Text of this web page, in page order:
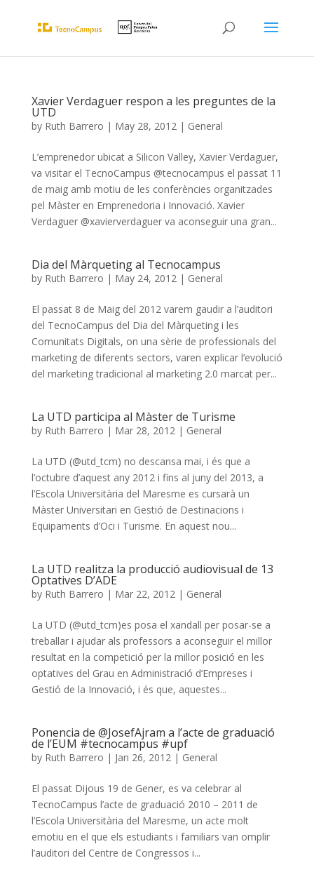
Xavier Verdaguer respon a les preguntes de la
UTD
by Ruth Barrero | May 28, 2012| General
L’emprenedor ubicat a Silicon Valley, Xavier Verdaguer,
va visitar el TecnoCampus @tecnocampus el passat 11
de maig amb motiu de les conferències organitzades
pel Màster en Emprenedoria i Innovació. Xavier
Verdaguer @xavierverdaguer va aconseguir una gran...
Dia del Màrqueting al Tecnocampus
by Ruth Barrero | May 24, 2012| General
El passat 8 de Maig del 2012 varem gaudir a l’auditori
del TecnoCampus del Dia del Màrqueting i les
Comunitats Digitals, on una sèrie de professionals del
marketing de diferents sectors, varen explicar l’evolució
del marketing tradicional al marketing 2.0 marcat per...
La UTD participa al Màster de Turisme
by Ruth Barrero | Mar 28, 2012| General
La UTD (@utd_tcm) no descansa mai, i és que a
l’octubre d’aquest any 2012 i fins al juny del 2013, a
l’Escola Universitària del Maresme es cursarà un
Màster Universitari en Gestió de Destinacions i
Equipaments d’Oci i Turisme. En aquest nou...
La UTD realitza la producció audiovisual de 13
Optatives D’ADE
by Ruth Barrero | Mar 22, 2012| General
La UTD (@utd_tcm)es posa el xandall per posar-se a
treballar i ajudar als professors a aconseguir el millor
resultat en la competició per la millor posició en les
optatives del Grau en Administració d’Empreses i
Gestió de la Innovació, i és que, aquestes...
Ponencia de @JosefAjram a l’acte de graduació
de l’EUM #tecnocampus #upf
by Ruth Barrero | Jan 26, 2012| General
El passat Dijous 19 de Gener, es va celebrar al
TecnoCampus l’acte de graduació 2010 – 2011 de
l’Escola Universitària del Maresme, un acte molt
emotiu en el que els estudiants i familiars van omplir
l’auditori del Centre de Congressos i...